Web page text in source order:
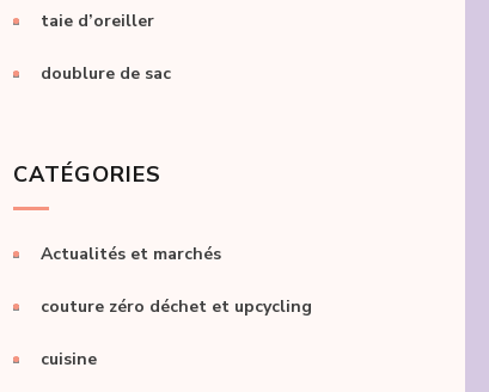
taie d’oreiller
doublure de sac
CATÉGORIES
Actualités et marchés
couture zéro déchet et upcycling
cuisine